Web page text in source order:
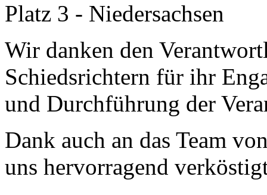
Platz 3 - Niedersachsen
Wir danken den
Schiedsrichtern für ihr
und Durchführung der
Dank auch an das Team
uns hervorragend